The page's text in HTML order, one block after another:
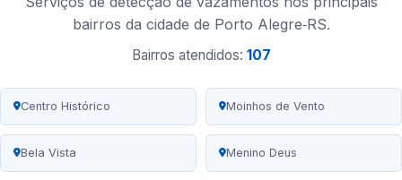
bairros da cidade de Porto Alegre‑RS.
Bairros atendidos: 107
Centro Histórico Moinhos de Vento
Bela Vista Menino Deus